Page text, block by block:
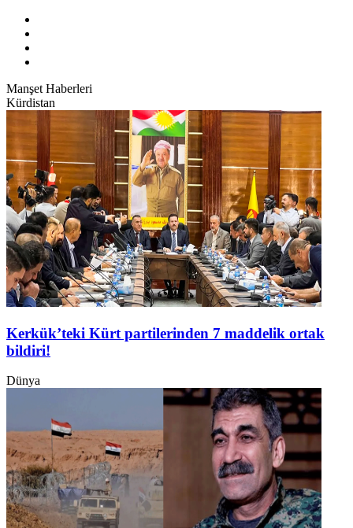
Manşet Haberleri
Kürdistan
Kerkük’teki Kürt partilerinden 7 maddelik ortak
bildiri!
Dünya